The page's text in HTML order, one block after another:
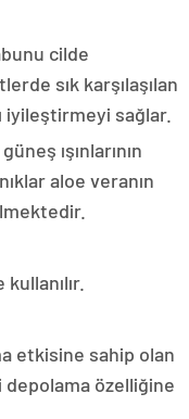
cilde
sık karşılaşılan
iyileştirmeyi sağlar.
ışınlarının
aloe veranın
etkisine sahip olan
özelliğine